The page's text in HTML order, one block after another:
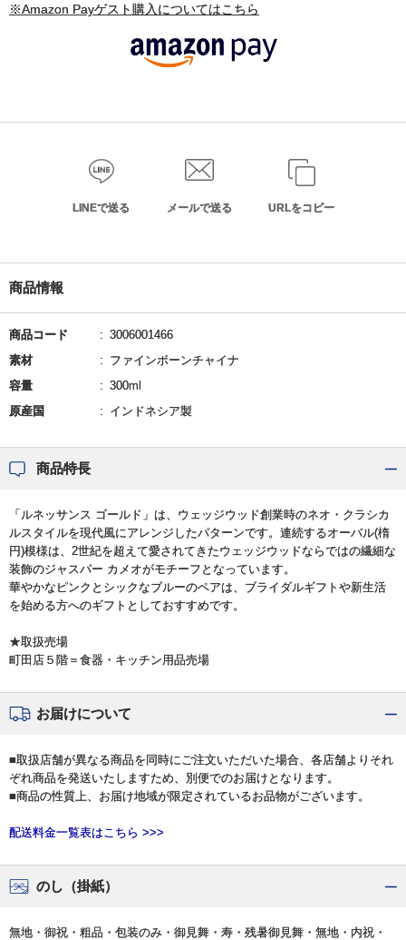
※Amazon Payゲスト購入についてはこちら
LINEで送る メールで送る URLをコピー
商品情報
商品コード
3006001466
素材
ファインボーンチャイナ
容量
300ml
原産国
インドネシア製
商品特長
「ルネッサンス ゴールド」は、ウェッジウッド創業時のネオ・クラシカ
ルスタイルを現代風にアレンジしたパターンです。連続するオーバル(楕
円)模様は、2世紀を超えて愛されてきたウェッジウッドならではの繊細な
装飾のジャスパー カメオがモチーフとなっています。
華やかなピンクとシックなブルーのペアは、ブライダルギフトや新生活
を始める方へのギフトとしておすすめです。
★取扱売場
町田店５階＝食器・キッチン用品売場
お届けについて
■取扱店舗が異なる商品を同時にご注文いただいた場合、各店舗よりそれ
ぞれ商品を発送いたしますため、別便でのお届けとなります。
■商品の性質上、お届け地域が限定されているお品物がございます。
配送料金一覧表はこちら >>>
のし（掛紙）
無地・御祝・粗品・包装のみ・御見舞・寿・残暑御見舞・無地・内祝・